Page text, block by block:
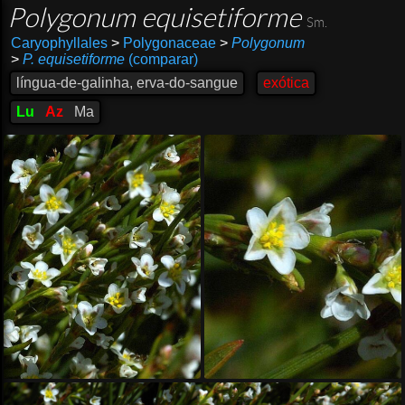
Polygonum equisetiforme Sm.
Caryophyllales >Polygonaceae > Polygonum
> P. equisetiforme(comparar)
língua-de-galinha, erva-do-sangue
exótica
Lu
Az Ma